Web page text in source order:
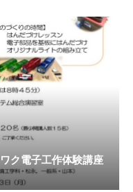
ク電子工作体験講座